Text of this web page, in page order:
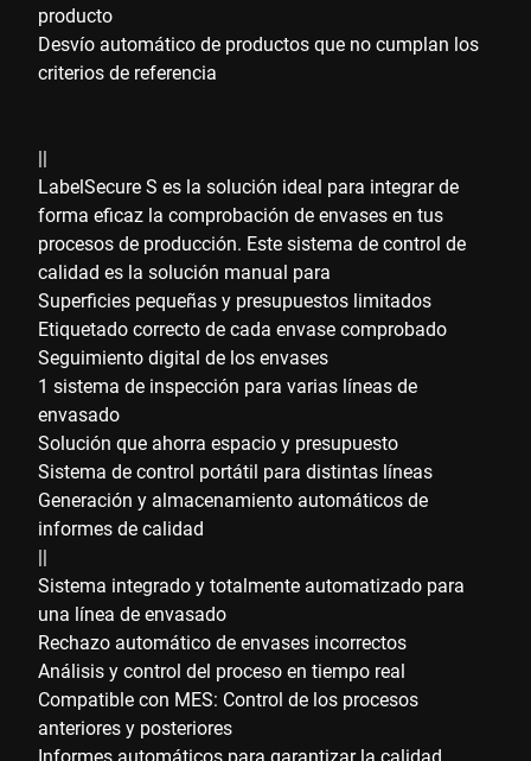
producto
Desvío automático de productos que no cumplan los
criterios de referencia
||
LabelSecure S es la solución ideal para integrar de
forma eficaz la comprobación de envases en tus
procesos de producción. Este sistema de control de
calidad es la solución manual para
Superficies pequeñas y presupuestos limitados
Etiquetado correcto de cada envase comprobado
Seguimiento digital de los envases
1 sistema de inspección para varias líneas de
envasado
Solución que ahorra espacio y presupuesto
Sistema de control portátil para distintas líneas
Generación y almacenamiento automáticos de
informes de calidad
||
Sistema integrado y totalmente automatizado para
una línea de envasado
Rechazo automático de envases incorrectos
Análisis y control del proceso en tiempo real
Compatible con MES: Control de los procesos
anteriores y posteriores
Informes automáticos para garantizar la calidad